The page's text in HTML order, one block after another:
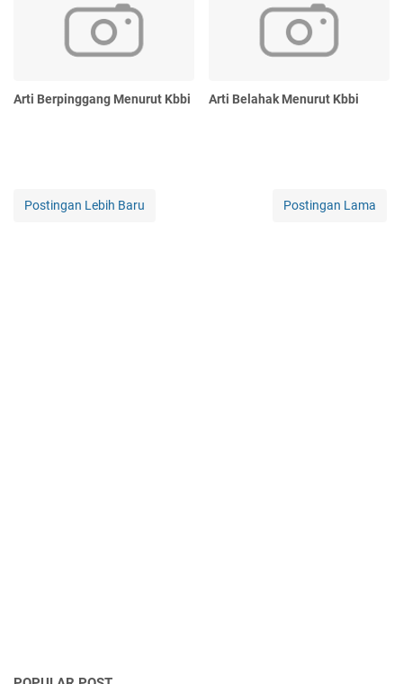
Arti Berpinggang Menurut Kbbi Arti Belahak Menurut Kbbi
Postingan Lebih Baru Postingan Lama